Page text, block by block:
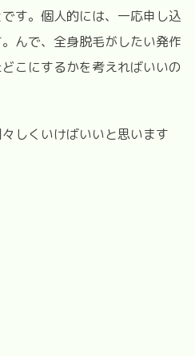
す。個人的には、一応申し込
んで、全身脱毛がしたい発作
こにするかを考えればいいの
しくいけばいいと思います